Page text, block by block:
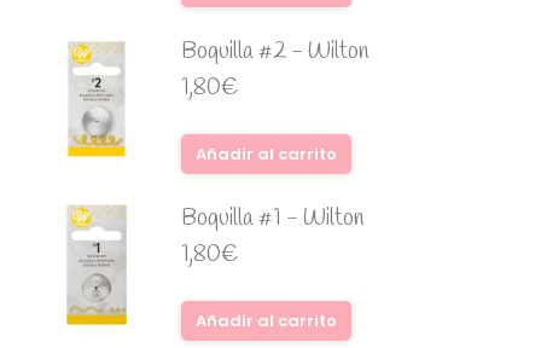
Boquilla #2 - Wilton
1,80€
Añadir al carrito
Boquilla #1 - Wilton
1,80€
Añadir al carrito